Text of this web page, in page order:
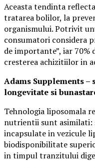
Aceasta tendinta
tratarea bolilor, la
organismului. Potrivit
consumatori considera
de importante”, iar
cresterea achizitiilor in
Adams Supplements –
longevitate si
Tehnologia liposomala
nutrientii sunt asimilati:
incapsulate in vezicule
biodisponibilitate
in timpul tranzitului